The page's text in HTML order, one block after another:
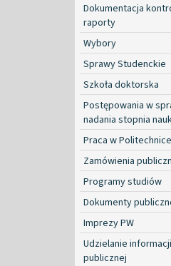
Dokumentacja
raporty
Wybory
Sprawy Studenckie
Szkoła doktorska
Postępowania w
nadania stopnia
Praca w Politechnice
Zamówienia
Programy studiów
Dokumenty
Imprezy PW
Udzielanie informacji
publicznej